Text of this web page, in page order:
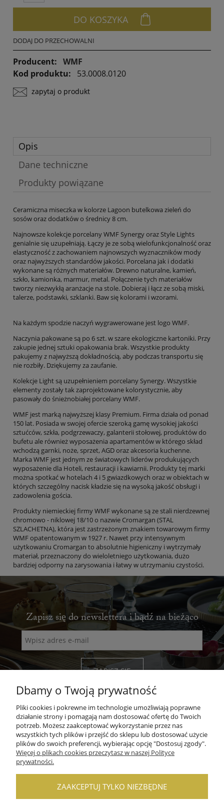
DO KOSZYKA
DODAJ DO PRZECHOWALNI
Producent: WMF
Kod produktu:
53.0008.0120
zapytaj o produkt
Opis
Dane techniczne
Produkty powiązane
Ceramiczna miseczka w kolorze Lagoon butelkowa zieleń do
sosów oraz dodatków o średnicy 8 cm.
Najnowsze kolekcje porcelany WMF Synergy oraz Style Lights
genialnie się uzupełniają. Łączy je ze sobą wielofunkcjonalność oraz
elastyczność z zachowaniem najnowszych wyznaczników mody
oraz najwyższych standardów jakości. Porcelana jak i dodatki
wykonane są różnych materiałów. Drewno naturalne, kamień,
szkło, kamionka, marmur, metal. Połączenie tych materiałów
tworzy niezwykłą aranżacje na stole. Dobieraj i łącz ze sobą miski,
talerze, podstawki, szklanki. Baw się kolorami i wzorami.
Na każdym spodzie naczyń wygrawerowane jest logo WMF.
Naczynia pakowane są po 6 szt. w szare ekologiczne kartoniki. Przy
zakupie jednej sztuki opakowania brak. Wszystkie produkty
pakujemy z najwyższą dokładnością, aby podczas transportu się
nie rozbiły. Dziękujemy za zaufanie.
Kolekcje Light są uzupełnieniem porcelany Synergy. Wszystkie
elementy zostały tak zaprojektowane kolorystycznie, aby
pasowały do śnieżnobiałej porcelany WMF.
WMF jest marką najwyższej klasy Premium. Firma działa od ponad
150 lat. Posiada w swojej ofercie szeroką gamę wysokiej jakości
sztućców, szkła, podgrzewaczy, galanterii stołowej, produktów do
bufetu ale również wyposażenia apartamentów w którego skład
wchodzą garnki, noże, sprzet, AGD oraz akcesoria kuchenne.
Marka WMF jest jednym ze światowych liderów produkujących
wyposażenie dla Hoteli, restauracji i kawiarnii. Produkty tej marki
można spotkać w hotelach 4 i 5 gwiazdkowych oraz w obiektach w
których szczególny nacisk kładzie się na wysoką jakość obsługi i
zadowolenia gościa.
Produkty niemieckiej firmy WMF wykonane są ze stali nierdzewnej
chromowo - niklowej 18/10 o nazwie Cromargan (STAL
SZLACHETNA), która jest zastrzeżonym znakiem towarowym firmy
WMF opatentowanym w 1927 r. Nawet przy intensywnym
użytkowaniu Cromargan to absolutnie higieniczny i wytrzymały
materiał, przeznaczony do wieloletniego użytkowania, dużo
bardziej odporny na zarysowania i łatwy w utrzymaniu czystości.
Zapisz się do newslettera i bądź na bieżąco
ZAPISZ SIĘ
POMOC
PŁATNOŚCI I DOSTAWA
Dbamy o Twoją prywatność
Pliki cookies i pokrewne im technologie umożliwiają poprawne
działanie strony i pomagają nam dostosować ofertę do Twoich
potrzeb. Możesz zaakceptować wykorzystanie przez nas
wszystkich tych plików i przejść do sklepu lub dostosować użycie
plików do swoich preferencji, wybierając opcję "Dostosuj zgody".
Więcej o plikach cookies przeczytasz w naszej Polityce
prywatności.
ZAAKCEPTUJ TYLKO NIEZBĘDNE